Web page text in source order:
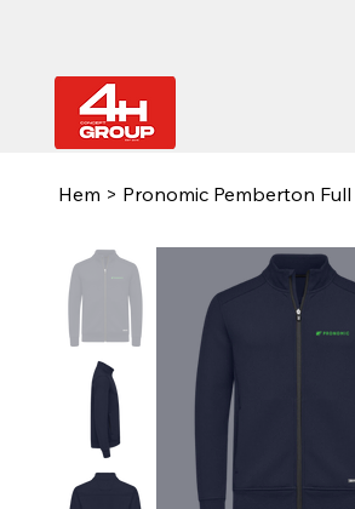
Hem > Pronomic Pemberton